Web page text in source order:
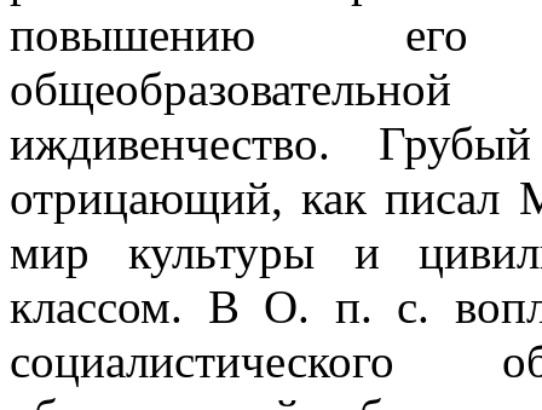
повышению его
иждивенчество.
отрицающий, как писал
мир культуры и
классом. В О. п. с.